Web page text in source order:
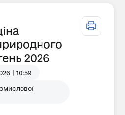
2026
| 10:59